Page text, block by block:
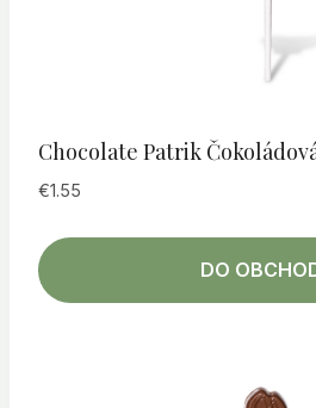
Chocolate Patrik
€1.55
DO